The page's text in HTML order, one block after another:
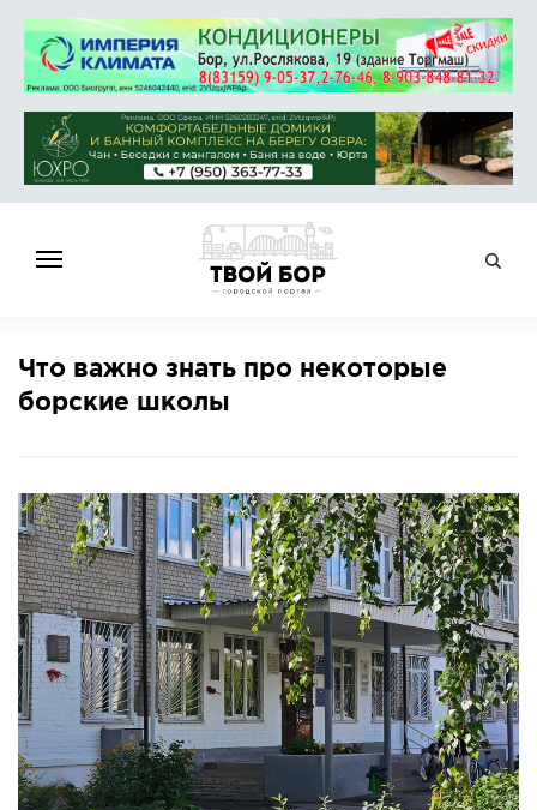
НОВОСТИ
СПРАВОЧНИК
АФИША
СПРАВКА
КАМЕРЫ
КОНКУРСЫ
СТАТЬИ
ГОЛОСОВАНИЯ
ПРЕДЛОЖИТЬ НОВОСТЬ
ФОТО
Что важно знать про некоторые
борские школы